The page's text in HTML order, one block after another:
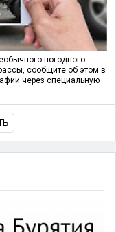
погодного
сообщите об этом в
через специальную